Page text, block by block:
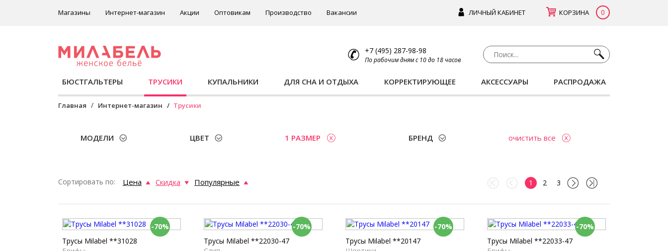
ЛИЧНЫЙ КАБИНЕТ КОРЗИНА 0
Магазины Интернет-магазин Акции Оптовикам Производство Вакансии
+7 (495) 287-98-98
По рабочим дням с 10 до 18 часов
БЮСТГАЛЬТЕРЫ ТРУСИКИ КУПАЛЬНИКИ ДЛЯ СНА И ОТДЫХА КОРРЕКТИРУЮЩЕЕ АКСЕССУАРЫ РАСПРОДАЖА
Главная Интернет-магазин Трусики
МОДЕЛИ ЦВЕТ 1 РАЗМЕР БРЕНД очистить все
Сортировать по: Цена Скидка Популярные 1 2 3
-70%
Трусы Milabel **31028
-70%
Трусы Milabel **22030-47
-70%
Трусы Milabel **20147
-70%
Трусы Milabel **22033-47